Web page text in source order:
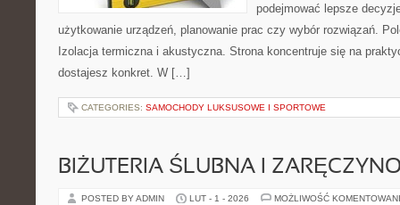
podejmować lepsze
użytkowanie urządzeń, planowanie prac czy wybór rozwiązań.
Izolacja termiczna i akustyczna. Strona koncentruje się na
dostajesz konkret. W […]
CATEGORIES: SAMOCHODY LUKSUSOWE I SPORTOWE
BIŻUTERIA ŚLUBNA I
POSTED BY ADMIN LUT - 1 - 2026 MOŻLIWOŚĆ